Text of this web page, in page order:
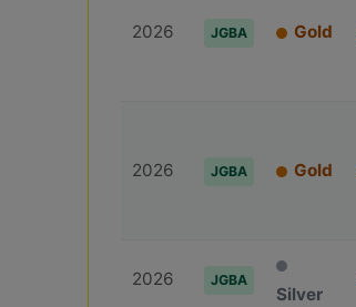
2026 JGBA Gold
2026 JGBA Gold
2026 JGBA
Silver